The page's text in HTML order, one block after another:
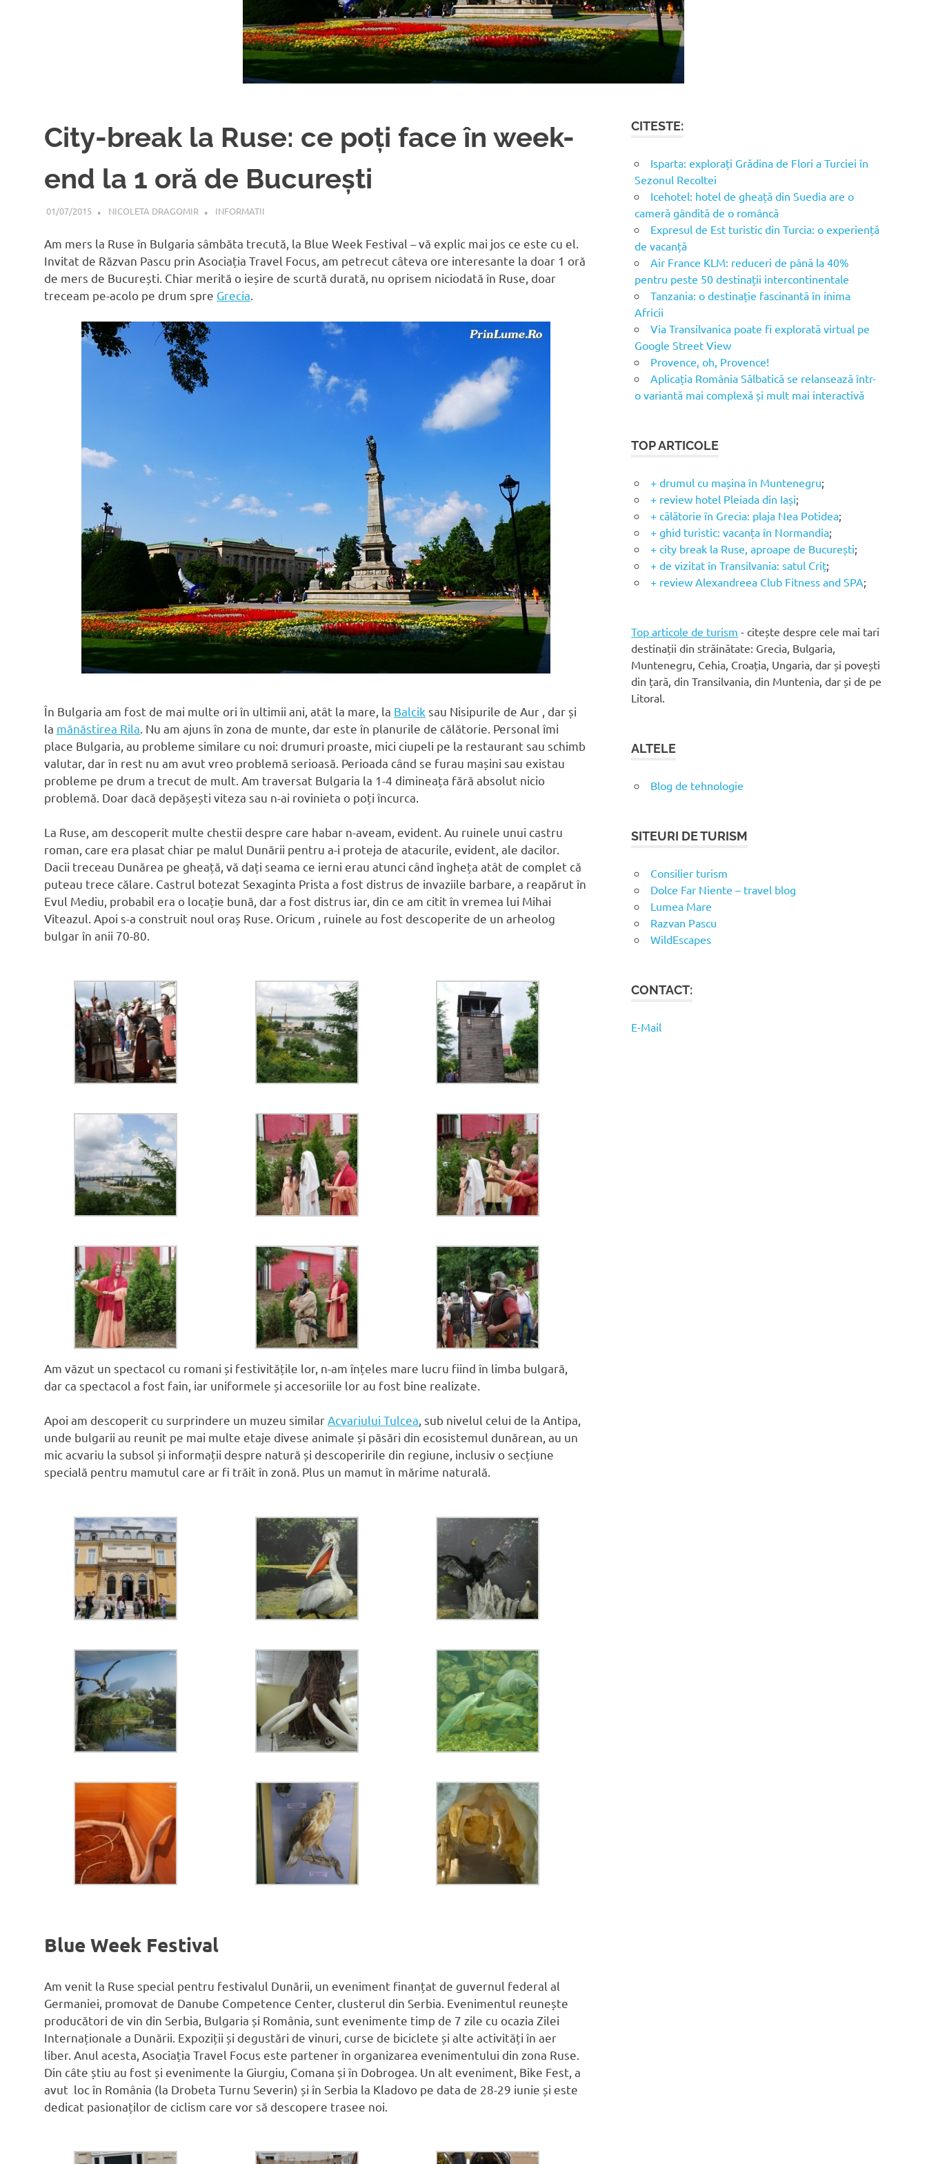
City-break la Ruse: ce poți face în week-
end la 1 oră de București
01/07/2015 NICOLETA DRAGOMIR INFORMATII
Am mers la Ruse în Bulgaria sâmbăta trecută, la Blue Week Festival – vă explic mai jos ce este cu el.
Invitat de Răzvan Pascu prin Asociația Travel Focus, am petrecut câteva ore interesante la doar 1 oră
de mers de București. Chiar merită o ieșire de scurtă durată, nu oprisem niciodată în Ruse, doar
treceam pe-acolo pe drum spre Grecia
În Bulgaria am fost de mai multe ori în ultimii ani, atât la mare, la Balcik sau Nisipurile de Aur , dar și
la mănăstirea Rila . Nu am ajuns în zona de munte, dar este în planurile de călătorie. Personal îmi
place Bulgaria, au probleme similare cu noi: drumuri proaste, mici ciupeli pe la restaurant sau schimb
valutar, dar în rest nu am avut vreo problemă serioasă. Perioada când se furau mașini sau existau
probleme pe drum a trecut de mult. Am traversat Bulgaria la 1-4 dimineața fără absolut nicio
problemă. Doar dacă depășești viteza sau n-ai rovinieta o poți încurca.
La Ruse, am descoperit multe chestii despre care habar n-aveam, evident. Au ruinele unui castru
roman, care era plasat chiar pe malul Dunării pentru a-i proteja de atacurile, evident, ale dacilor.
Dacii treceau Dunărea pe gheață, vă dați seama ce ierni erau atunci când îngheța atât de complet că
puteau trece călare. Castrul botezat Sexaginta Prista a fost distrus de invaziile barbare, a reapărut în
Evul Mediu, probabil era o locație bună, dar a fost distrus iar, din ce am citit în vremea lui Mihai
Viteazul. Apoi s-a construit noul oraș Ruse. Oricum , ruinele au fost descoperite de un arheolog
bulgar în anii 70-80.
Am văzut un spectacol cu romani și festivitățile lor, n-am înțeles mare lucru fiind în limba bulgară,
dar ca spectacol a fost fain, iar uniformele și accesoriile lor au fost bine realizate.
Apoi am descoperit cu surprindere un muzeu similar Acvariului Tulcea , sub nivelul celui de la Antipa,
unde bulgarii au reunit pe mai multe etaje divese animale și păsări din ecosistemul dunărean, au un
mic acvariu la subsol și informații despre natură și descoperirile din regiune, inclusiv o secțiune
specială pentru mamutul care ar fi trăit în zonă. Plus un mamut în mărime naturală.
Blue Week Festival
Am venit la Ruse special pentru festivalul Dunării, un eveniment finanțat de guvernul federal al
Germaniei, promovat de Danube Competence Center, clusterul din Serbia. Evenimentul reunește
producători de vin din Serbia, Bulgaria și România, sunt evenimente timp de 7 zile cu ocazia Zilei
Internaționale a Dunării. Expoziții și degustări de vinuri, curse de biciclete și alte activități în aer
liber. Anul acesta, Asociația Travel Focus este partener în organizarea evenimentului din zona Ruse.
Din câte știu au fost și evenimente la Giurgiu, Comana și în Dobrogea. Un alt eveniment, Bike Fest, a
avut loc în România (la Drobeta Turnu Severin) și în Serbia la Kladovo pe data de 28-29 iunie și este
dedicat pasionaților de ciclism care vor să descopere trasee noi.
CITESTE:
Isparta: explorați Grădina de Flori a Turciei în
Sezonul Recoltei
Icehotel: hotel de gheață din Suedia are o
cameră gândită de o româncă
Expresul de Est turistic din Turcia: o experiență
de vacanță
Air France KLM: reduceri de până la 40%
pentru peste 50 destinații intercontinentale
Tanzania: o destinație fascinantă în inima
Africii
Via Transilvanica poate fi explorată virtual pe
Google Street View
Provence, oh, Provence!
Aplicația România Sălbatică se relansează într-
o variantă mai complexă și mult mai interactivă
TOP ARTICOLE
+ drumul cu mașina în Muntenegru;
+ review hotel Pleiada din Iași;
+ călătorie în Grecia: plaja Nea Potidea;
+ ghid turistic: vacanța în Normandia;
+ city break la Ruse, aproape de București;
+ de vizitat în Transilvania: satul Criț;
+ review Alexandreea Club Fitness and SPA;
Top articole de turism - citește despre cele mai tari
destinații din străinătate: Grecia, Bulgaria,
Muntenegru, Cehia, Croația, Ungaria, dar și povești
din țară, din Transilvania, din Muntenia, dar și de pe
Litoral.
ALTELE
Blog de tehnologie
SITEURI DE TURISM
Consilier turism
Dolce Far Niente – travel blog
Lumea Mare
Razvan Pascu
WildEscapes
CONTACT:
E-Mail